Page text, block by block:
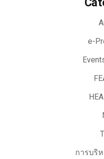
e-
การบริ